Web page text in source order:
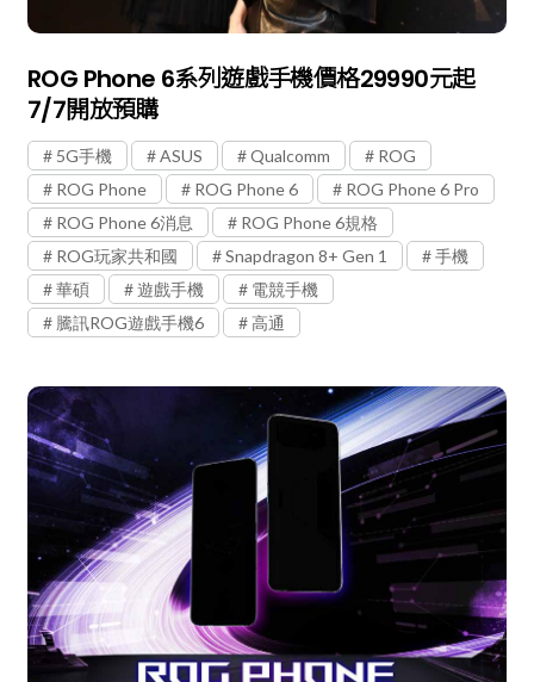
ROG Phone 6系列遊戲手機價格29990元起
7/7開放預購
5G手機 ASUS Qualcomm
ROG
ROG Phone
ROG Phone 6
ROG Phone 6 Pro
ROG Phone 6消息
ROG Phone 6規格
ROG玩家共和國
Snapdragon 8+ Gen 1
手機
華碩
遊戲手機
電競手機
騰訊ROG遊戲手機6
高通